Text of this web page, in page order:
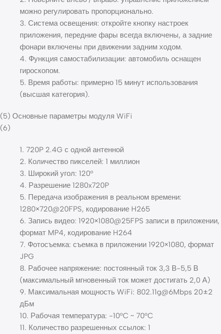
можно регулировать пропорционально.
3. Система освещения: откройте кнопку настроек
приложения, передние фары всегда включены, а задние
фонари включены при движении задним ходом.
4. Функция самостабилизации: автомобиль оснащен
гироскопом.
5. Время работы: примерно 15 минут использования
(высшая категория).
(5) Основные параметры модуля WiFi
(6)
1. 720P 2.4G с одной антенной
2. Количество пикселей: 1 миллион
3. Широкий угол: 120°
4. Разрешение 1280x720P
5. Передача изображения в реальном времени:
1280×720@20FPS, кодирование H265
6. Запись видео: 1920×1080@25FPS записи в приложении,
формат MP4, кодирование H264
7. Фотосъемка: съемка в приложении 1920×1080, формат
JPG
8. Рабочее напряжение: постоянный ток 3,3 В-5,5 В
(максимальный мгновенный ток может достигать 2,0 А)
9. Максимальная мощность WiFi: 802.11g@6Mbps 20±2
дБм
10. Рабочая температура: -10°C ~ 70°C
11. Количество разрешенных ссылок: 1